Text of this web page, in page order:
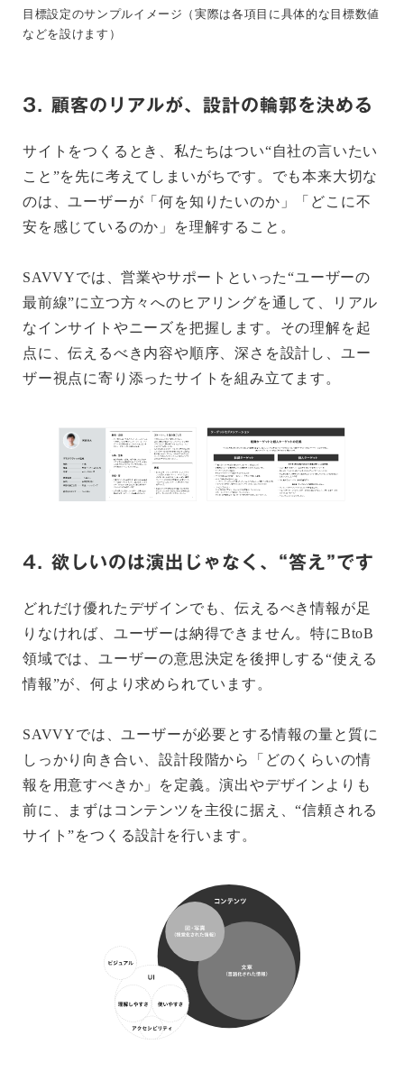
目標設定のサンプルイメージ（実際は各項目に具体的な目標数値
などを設けます）
3. 顧客のリアルが、設計の輪郭を決める
サイトをつくるとき、私たちはつい“自社の言いたい
こと”を先に考えてしまいがちです。でも本来大切な
のは、ユーザーが「何を知りたいのか」「どこに不
安を感じているのか」を理解すること。
SAVVYでは、営業やサポートといった“ユーザーの
最前線”に立つ方々へのヒアリングを通して、リアル
なインサイトやニーズを把握します。その理解を起
点に、伝えるべき内容や順序、深さを設計し、ユー
ザー視点に寄り添ったサイトを組み立てます。
4. 欲しいのは演出じゃなく、“答え”です
どれだけ優れたデザインでも、伝えるべき情報が足
りなければ、ユーザーは納得できません。特にBtoB
領域では、ユーザーの意思決定を後押しする“使える
情報”が、何より求められています。
SAVVYでは、ユーザーが必要とする情報の量と質に
しっかり向き合い、設計段階から「どのくらいの情
報を用意すべきか」を定義。演出やデザインよりも
前に、まずはコンテンツを主役に据え、“信頼される
サイト”をつくる設計を行います。